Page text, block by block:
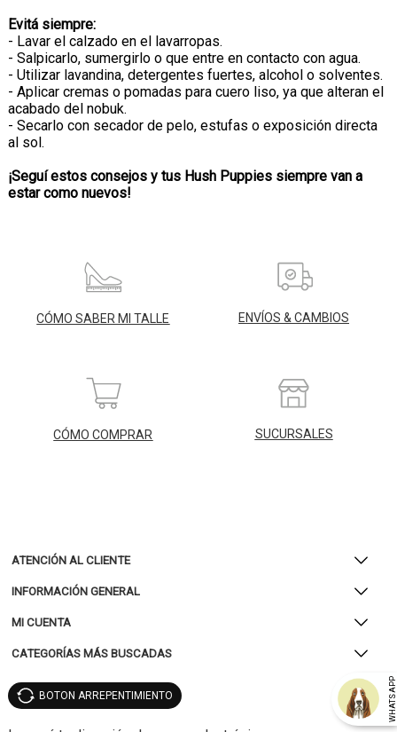
Evitá siempre:
- Lavar el calzado en el lavarropas.
- Salpicarlo, sumergirlo o que entre en contacto con agua.
- Utilizar lavandina, detergentes fuertes, alcohol o solventes.
- Aplicar cremas o pomadas para cuero liso, ya que alteran el
acabado del nobuk.
- Secarlo con secador de pelo, estufas o exposición directa
al sol.
¡Seguí estos consejos y tus Hush Puppies siempre van a
estar como nuevos!
CÓMO SABER MI TALLE ENVÍOS & CAMBIOS
CÓMO COMPRAR SUCURSALES
ATENCIÓN AL CLIENTE
INFORMACIÓN GENERAL
MI CUENTA
CATEGORÍAS MÁS BUSCADAS
WHATSAPP
BOTON ARREPENTIMIENTO